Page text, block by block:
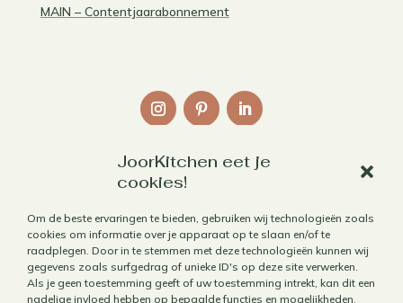
JoorKitchen eet je
cookies!
Om de beste ervaringen te bieden, gebruiken wij technologieën zoals
cookies om informatie over je apparaat op te slaan en/of te
raadplegen. Door in te stemmen met deze technologieën kunnen wij
gegevens zoals surfgedrag of unieke ID's op deze site verwerken.
Als je geen toestemming geeft of uw toestemming intrekt, kan dit een
nadelige invloed hebben op bepaalde functies en mogelijkheden.
MAIN – Contentjaarabonnement
Contact
Algemene voorwaarden
Privacybeleid